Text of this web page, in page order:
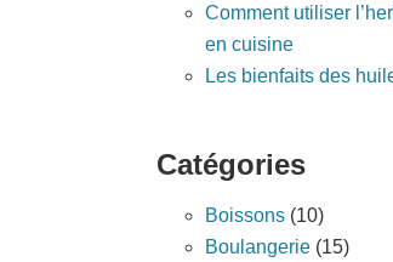
Comment utiliser
en cuisine
Les bienfaits des
Catégories
Boissons (10)
Boulangerie (15)